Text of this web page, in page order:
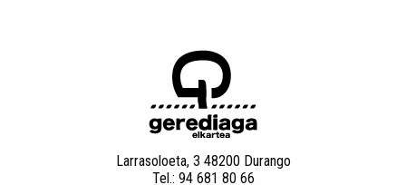
Larrasoloeta, 3 48200 Durango
Tel.: 94 681 80 66